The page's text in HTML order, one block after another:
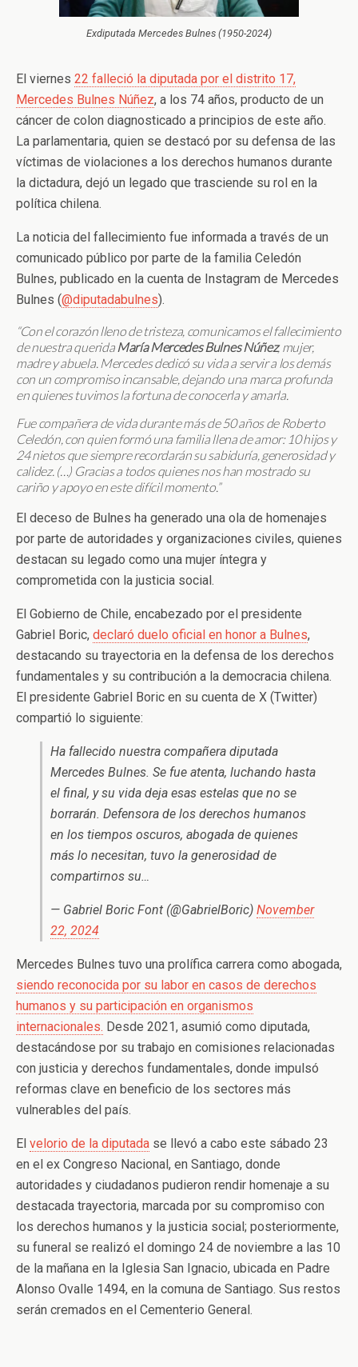
Exdiputada Mercedes Bulnes (1950-2024)
El viernes 22 falleció la diputada por el distrito 17,
Mercedes Bulnes Núñez, a los 74 años, producto de un
cáncer de colon diagnosticado a principios de este año.
La parlamentaria, quien se destacó por su defensa de las
víctimas de violaciones a los derechos humanos durante
la dictadura, dejó un legado que trasciende su rol en la
política chilena.
La noticia del fallecimiento fue informada a través de un
comunicado público por parte de la familia Celedón
Bulnes, publicado en la cuenta de Instagram de Mercedes
Bulnes (@diputadabulnes).
“Con el corazón lleno de tristeza, comunicamos el fallecimiento
de nuestra querida María Mercedes Bulnes Núñez, mujer,
madre y abuela. Mercedes dedicó su vida a servir a los demás
con un compromiso incansable, dejando una marca profunda
en quienes tuvimos la fortuna de conocerla y amarla.
Fue compañera de vida durante más de 50 años de Roberto
Celedón, con quien formó una familia llena de amor: 10 hijos y
24 nietos que siempre recordarán su sabiduría, generosidad y
calidez. (…) Gracias a todos quienes nos han mostrado su
cariño y apoyo en este difícil momento.”
El deceso de Bulnes ha generado una ola de homenajes
por parte de autoridades y organizaciones civiles, quienes
destacan su legado como una mujer íntegra y
comprometida con la justicia social.
El Gobierno de Chile, encabezado por el presidente
Gabriel Boric, declaró duelo oficial en honor a Bulnes,
destacando su trayectoria en la defensa de los derechos
fundamentales y su contribución a la democracia chilena.
El presidente Gabriel Boric en su cuenta de X (Twitter)
compartió lo siguiente:
Ha fallecido nuestra compañera diputada
Mercedes Bulnes. Se fue atenta, luchando hasta
el final, y su vida deja esas estelas que no se
borrarán. Defensora de los derechos humanos
en los tiempos oscuros, abogada de quienes
más lo necesitan, tuvo la generosidad de
compartirnos su…
— Gabriel Boric Font (@GabrielBoric) November
22, 2024
Mercedes Bulnes tuvo una prolífica carrera como abogada,
siendo reconocida por su labor en casos de derechos
humanos y su participación en organismos
internacionales. Desde 2021, asumió como diputada,
destacándose por su trabajo en comisiones relacionadas
con justicia y derechos fundamentales, donde impulsó
reformas clave en beneficio de los sectores más
vulnerables del país.
El velorio de la diputada se llevó a cabo este sábado 23
en el ex Congreso Nacional, en Santiago, donde
autoridades y ciudadanos pudieron rendir homenaje a su
destacada trayectoria, marcada por su compromiso con
los derechos humanos y la justicia social; posteriormente,
su funeral se realizó el domingo 24 de noviembre a las 10
de la mañana en la Iglesia San Ignacio, ubicada en Padre
Alonso Ovalle 1494, en la comuna de Santiago. Sus restos
serán cremados en el Cementerio General.